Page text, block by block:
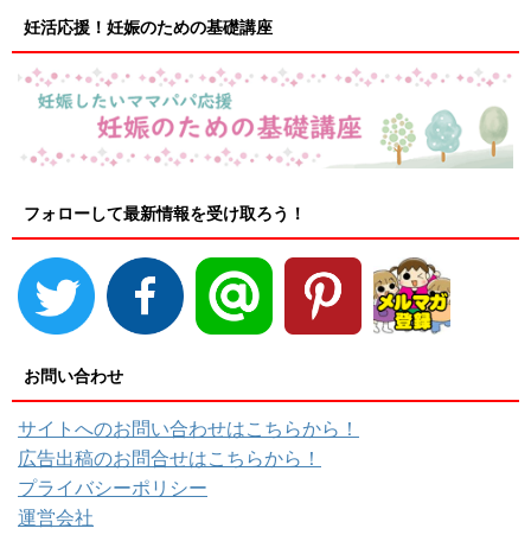
妊活応援！妊娠のための基礎講座
フォローして最新情報を受け取ろう！
お問い合わせ
サイトへのお問い合わせはこちらから！
広告出稿のお問合せはこちらから！
プライバシーポリシー
運営会社